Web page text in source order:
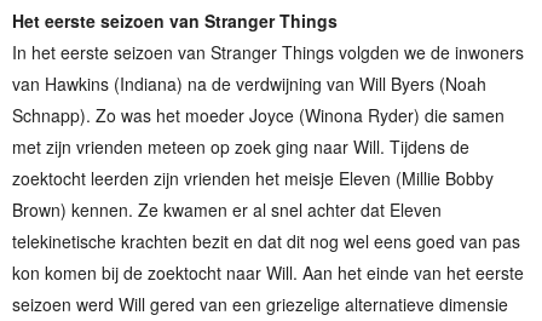
Het eerste seizoen van Stranger Things
In het eerste seizoen van Stranger Things volgden we de inwoners
van Hawkins (Indiana) na de verdwijning van Will Byers (Noah
Schnapp). Zo was het moeder Joyce (Winona Ryder) die samen
met zijn vrienden meteen op zoek ging naar Will. Tijdens de
zoektocht leerden zijn vrienden het meisje Eleven (Millie Bobby
Brown) kennen. Ze kwamen er al snel achter dat Eleven
telekinetische krachten bezit en dat dit nog wel eens goed van pas
kon komen bij de zoektocht naar Will. Aan het einde van het eerste
seizoen werd Will gered van een griezelige alternatieve dimensie